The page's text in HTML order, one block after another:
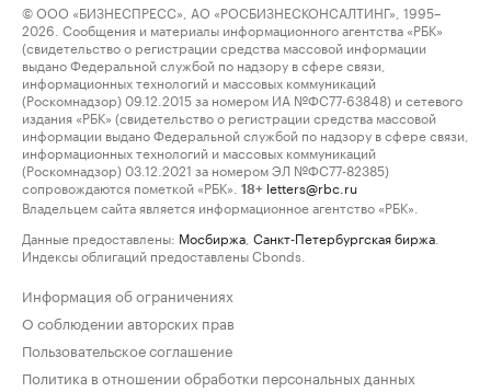
© ООО «БИЗНЕСПРЕСС», АО «РОСБИЗНЕСКОНСАЛТИНГ», 1995–
2026. Сообщения и материалы информационного агентства «РБК»
(свидетельство о регистрации средства массовой информации
выдано Федеральной службой по надзору в сфере связи,
информационных технологий и массовых коммуникаций
(Роскомнадзор) 09.12.2015 за номером ИА №ФС77-63848) и сетевого
издания «РБК» (свидетельство о регистрации средства массовой
информации выдано Федеральной службой по надзору в сфере связи,
информационных технологий и массовых коммуникаций
(Роскомнадзор) 03.12.2021 за номером ЭЛ №ФС77-82385)
сопровождаются пометкой «РБК».
18+ letters@rbc.ru
Владельцем сайта является информационное агентство «РБК».
Данные предоставлены: Мосбиржа Санкт-Петербургская биржа
Индексы облигаций предоставлены Cbonds.
Информация об ограничениях
О соблюдении авторских прав
Пользовательское соглашение
Политика в отношении обработки персональных данных